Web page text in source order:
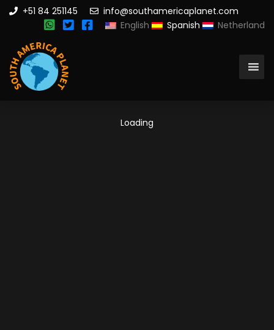
+51 84 251145
info@southamericaplanet.com
English
Spanish Netherland
Loading